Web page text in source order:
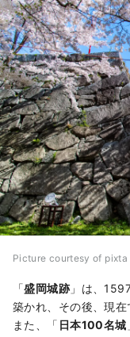
ら橋を
人々の
い」と
ること
Picture courtesy of pixta
「盛岡城跡 」は、
築かれ、その後、現在
また、「 日本100名城